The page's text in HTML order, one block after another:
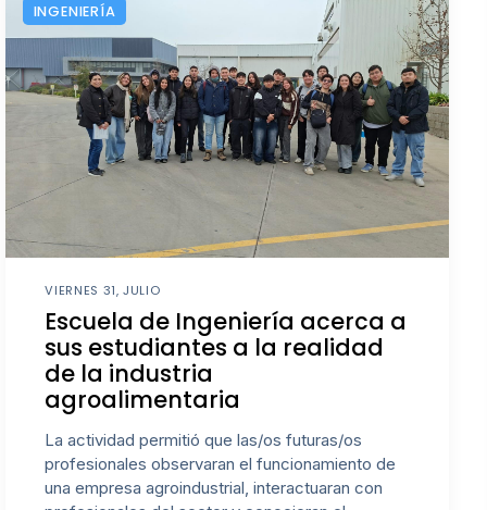
INGENIERÍA
VIERNES 31, JULIO
Escuela de Ingeniería acerca a
sus estudiantes a la realidad
de la industria
agroalimentaria
La actividad permitió que las/os futuras/os
profesionales observaran el funcionamiento de
una empresa agroindustrial, interactuaran con